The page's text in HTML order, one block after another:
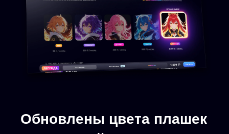
Обновлены цвета плашек